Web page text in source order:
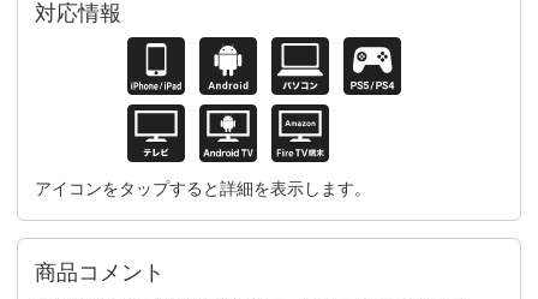
対応情報
アイコンをタップすると詳細を表示します。
商品コメント